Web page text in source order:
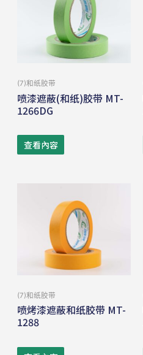
(7)和纸胶带
喷漆遮蔽(和纸)胶带 MT-
1266DG
查看內容
(7)和纸胶带
喷烤漆遮蔽和纸胶带 MT-
1288